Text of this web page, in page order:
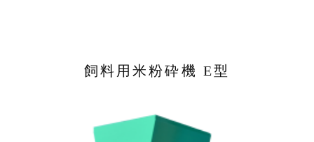
バイオ炭(籾殻くん炭)飼料用米粉砕機 E型